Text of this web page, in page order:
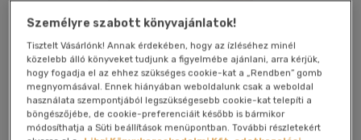
Személyre szabott könyvajánlatok!
Tisztelt Vásárlónk! Annak érdekében, hogy az ízléséhez minél
közelebb álló könyveket tudjunk a figyelmébe ajánlani, arra kérjük,
hogy fogadja el az ehhez szükséges cookie-kat a „Rendben” gomb
megnyomásával. Ennek hiányában weboldalunk csak a weboldal
használata szempontjából legszükségesebb cookie-kat telepíti a
böngészőjébe, de cookie-preferenciáit később is bármikor
módosíthatja a Süti beállítások menüpontban. További részletekért